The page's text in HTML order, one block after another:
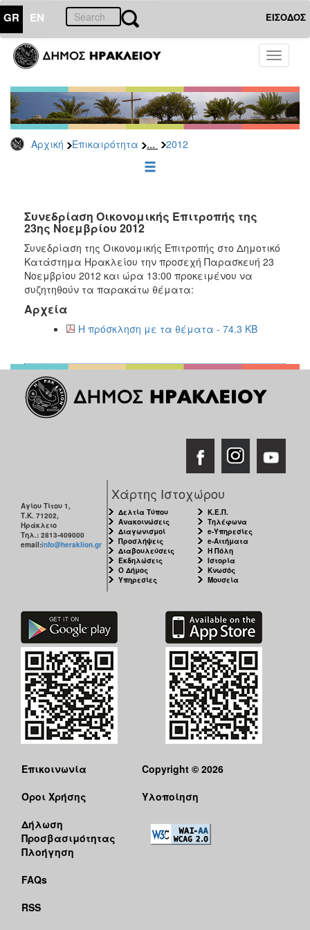
GR EN ΕΙΣΟΔΟΣ
Toggle
Αρχική Επικαιρότητα ... 2012
ΕΠΙΚΑΙΡΟΤΗΤΑ
Τύπου
Αρχείο
2026
2025
2022
2021
2020
2019
2018
2017
2015
2013
2012
ΔΗΜΟΤΗΣ
Συνεδρίαση Οικονομικής Επιτροπής της
23ης Νοεμβρίου 2012
Συνεδρίαση της Οικονομικής Επιτροπής στο Δημοτικό
Κατάστημα Ηρακλείου την προσεχή Παρασκευή 23
Νοεμβρίου 2012 και ώρα 13:00 προκειμένου να
συζητηθούν τα παρακάτω θέματα:
Αρχεία
Η πρόσκληση με τα θέματα - 74.3 KB
Αγίου Τίτου 1,
Τ.Κ. 71202,
Ηράκλειο
Τηλ.: 2813-409000
email:info@heraklion.gr
Χάρτης Ιστοχώρου
Δελτία Τύπου
Ανακοινώσεις
Διαγωνισμοί
Προσλήψεις
Διαβουλεύσεις
Εκδηλώσεις
Ο Δήμος
Υπηρεσίες
Κ.Ε.Π.
Τηλέφωνα
e-Υπηρεσίες
e-Αιτήματα
Η Πόλη
Ιστορία
Κνωσός
Μουσεία
Επικοινωνία
Όροι Χρήσης
Δήλωση
Προσβασιμότητας
Πλοήγηση
FAQs
RSS
Copyright © 2026
Υλοποίηση